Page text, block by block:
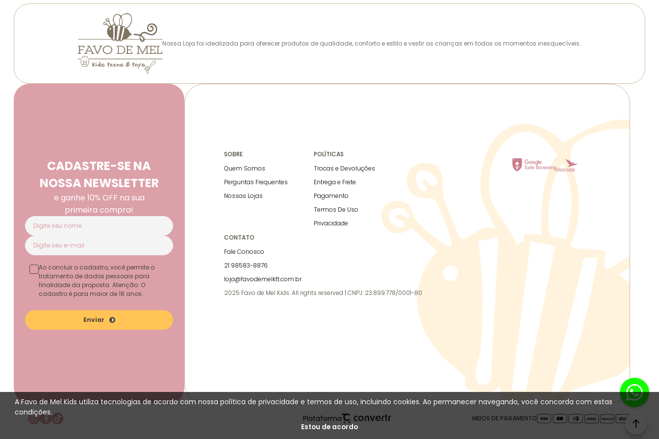
Nossa Loja foi idealizada para oferecer produtos de qualidade, conforto e estilo e vestir as crianças em todos os momentos inesquecíveis.
CADASTRE-SE NA
NOSSA NEWSLETTER
e ganhe 10% OFF na sua
primeira compra!
Enviar
Ao concluir o cadastro, você permite o
tratamento de dados pessoais para
finalidade da proposta. Atenção: O
cadastro é para maior de 18 anos.
SOBRE
Quem Somos
Perguntas Frequentes
Nossas Lojas
POLÍTICAS
Trocas e Devoluções
Entrega e Frete
Pagamento
Termos De Uso
Privacidade
CONTATO
Fale Conosco
21 98583-8876
loja@favodemelktt.com.br
2025 Favo de Mel Kids. All rights reserved | CNPJ: 23.899.778/0001-80
MEIOS DE PAGAMENTO
Plataforma
A Favo de Mel Kids utiliza tecnologias de acordo com nossa política de privacidade e termos de uso, incluindo cookies. Ao permanecer navegando, você concorda com estas
condições.
Estou de acordo